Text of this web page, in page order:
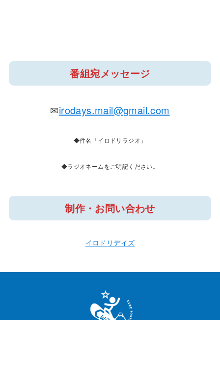
番組宛メッセージ
✉irodays.mail@gmail.com
◆件名「イロドリラジオ」
◆ラジオネームをご明記ください。
制作・お問い合わせ
イロドリデイズ